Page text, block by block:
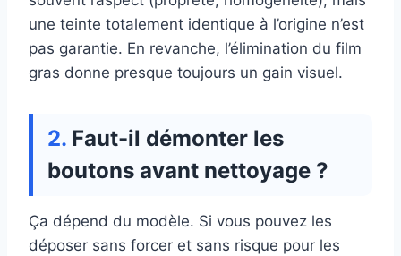
une teinte totalement identique à l’origine n’est
pas garantie. En revanche, l’élimination du film
gras donne presque toujours un gain visuel.
Faut-il démonter les
boutons avant nettoyage ?
Ça dépend du modèle. Si vous pouvez les
déposer sans forcer et sans risque pour les